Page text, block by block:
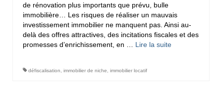
de rénovation plus importants que prévu, bulle
immobilière… Les risques de réaliser un mauvais
investissement immobilier ne manquent pas. Ainsi au-
delà des offres attractives, des incitations fiscales et des
promesses d’enrichissement, en … Lire la suite­­
défiscalisation immobilier de niche immobilier locatif